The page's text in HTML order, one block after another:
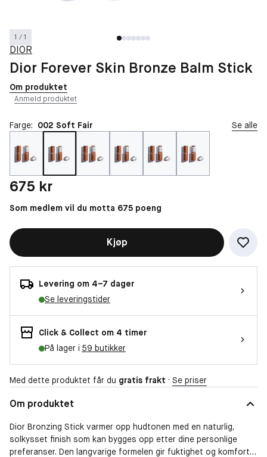
1 / 1
DIOR
Dior Forever Skin Bronze Balm Stick
Om produktet
Anmeld produktet
Farge: 002 Soft Fair Se alle
Pris: 675 kr
675 kr
Som medlem vil du motta 675 poeng
Kjøp
Levering om 4–7 dager
Se leveringstider
Click & Collect om 4 timer
På lager i 59 butikker
Med dette produktet får du gratis frakt · Se priser
Om produktet
Dior Bronzing Stick varmer opp hudtonen med en naturlig,
solkysset finish som kan bygges opp etter dine personlige
preferanser. Den langvarige formelen gir fuktighet og komfort